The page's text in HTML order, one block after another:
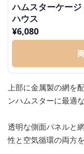
ハムスターケー
ハウス
¥6,080
上部に金属製の網を
ンハムスターに最適
透明な側面パネルと
性と空気循環の両方